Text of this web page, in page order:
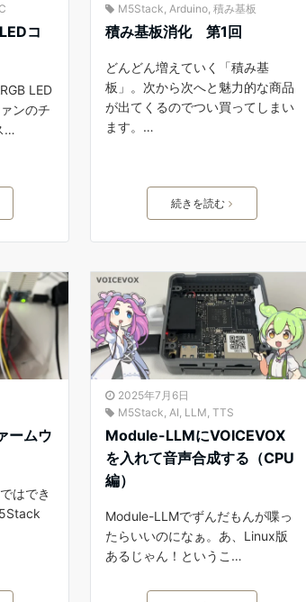
コ
LED
ンのチ
…
M5Stack Arduino ,積み基板
積み基板消化 第1回
どんどん増えていく「積み基
板」。次から次へと魅力的な商品
が出てくるのでつい買ってしまい
ます。…
続きを読む
ームウ
はでき
2025年7月6日
M5Stack AI LLM ,TTS
Module-LLMにVOICEVOX
を入れて音声合成する（CPU
編）
Module-LLMでずんだもんが喋っ
たらいいのになぁ。あ、Linux版
あるじゃん！というこ…